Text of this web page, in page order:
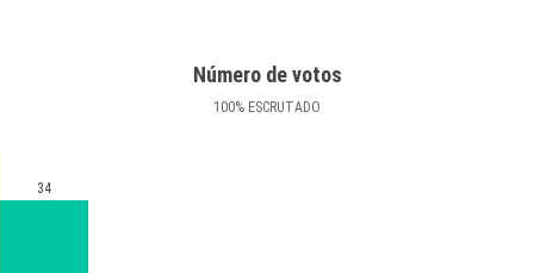
Número de votos
100% ESCRUTADO
34